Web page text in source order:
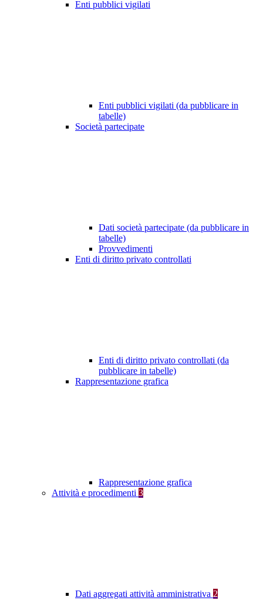
Enti pubblici vigilati
Enti pubblici vigilati (da pubblicare in
tabelle)
Società partecipate
Dati società partecipate (da pubblicare in
tabelle)
Provvedimenti
Enti di diritto privato controllati
Enti di diritto privato controllati (da
pubblicare in tabelle)
Rappresentazione grafica
Rappresentazione grafica
Attività e procedimenti 3
Dati aggregati attività amministrativa 2